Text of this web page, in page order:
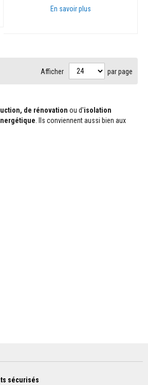
En savoir plus
Afficher par page
de rénovation ou d'isolation
. Ils conviennent aussi bien aux
sécurisés